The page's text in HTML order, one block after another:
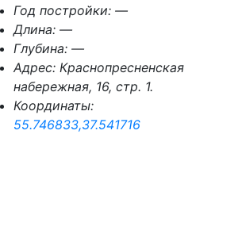
Год постройки: —
Длина: —
Глубина: —
Адрес: Краснопресненская
набережная, 16, стр. 1.
Координаты:
55.746833,37.541716